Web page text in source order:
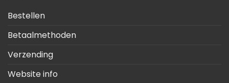
Bestellen
Betaalmethoden
Verzending
Website info